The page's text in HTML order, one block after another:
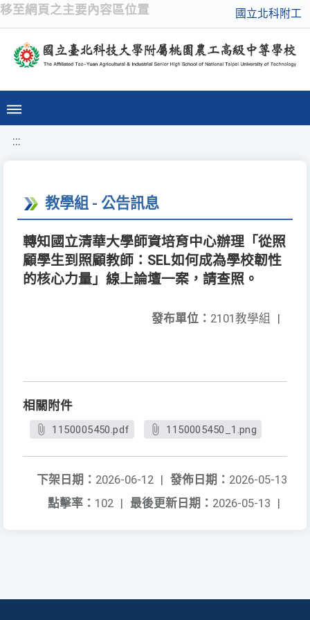
移至網頁之主要內容區位置 國立北科附工
:::
教學組 - 公告訊息
轉知國立清華大學師資培育中心辦理「從照
顧學生到照顧教師：SEL如何成為學校韌性
的核心力量」線上論壇一案，請查照。
發布單位： 2101教學組 |
相關附件
1150005450.pdf 1150005450_1.png
發佈日期： 2026-05-13
下架日期： 2026-06-12 |
最後更新日期： 2026-05-13 |
點擊率： 102 |